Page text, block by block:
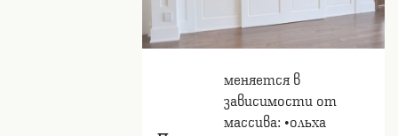
меняется в
зависимости от
массива: •ольха